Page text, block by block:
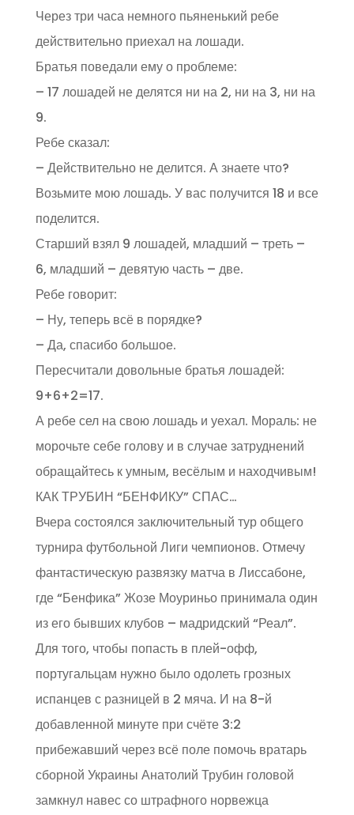
Через три часа немного пьяненький ребе
действительно приехал на лошади.
Братья поведали ему о проблеме:
– 17 лошадей не делятся ни на 2, ни на 3, ни на
9.
Ребе сказал:
– Действительно не делится. А знаете что?
Возьмите мою лошадь. У вас получится 18 и все
поделится.
Старший взял 9 лошадей, младший – треть –
6, младший – девятую часть – две.
Ребе говорит:
– Ну, теперь всё в порядке?
– Да, спасибо большое.
Пересчитали довольные братья лошадей:
9+6+2=17.
А ребе сел на свою лошадь и уехал. Мораль: не
морочьте себе голову и в случае затруднений
обращайтесь к умным, весёлым и находчивым!
КАК ТРУБИН “БЕНФИКУ” СПАС…
Вчера состоялся заключительный тур общего
турнира футбольной Лиги чемпионов. Отмечу
фантастическую развязку матча в Лиссабоне,
где “Бенфика” Жозе Моуриньо принимала один
из его бывших клубов – мадридский “Реал”.
Для того, чтобы попасть в плей-офф,
португальцам нужно было одолеть грозных
испанцев с разницей в 2 мяча. И на 8-й
добавленной минуте при счёте 3:2
прибежавший через всё поле помочь вратарь
сборной Украины Анатолий Трубин головой
замкнул навес со штрафного норвежца